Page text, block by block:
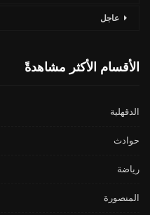
عاجل
الأقسام الأكثر مشاهدةً
الدقهلية
حوادث
رياضة
المنصورة